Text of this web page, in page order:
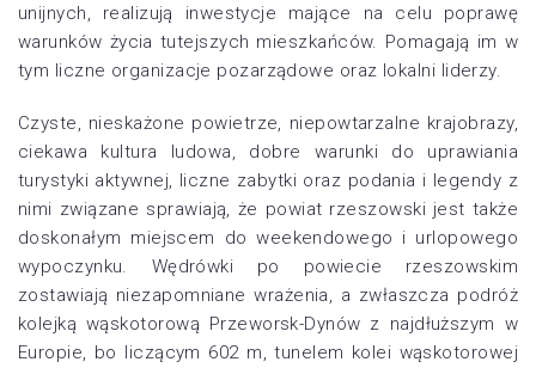
unijnych, realizują inwestycje mające na celu poprawę
warunków życia tutejszych mieszkańców. Pomagają im w
tym liczne organizacje pozarządowe oraz lokalni liderzy.
Czyste, nieskażone powietrze, niepowtarzalne krajobrazy,
ciekawa kultura ludowa, dobre warunki do uprawiania
turystyki aktywnej, liczne zabytki oraz podania i legendy z
nimi związane sprawiają, że powiat rzeszowski jest także
doskonałym miejscem do weekendowego i urlopowego
wypoczynku. Wędrówki po powiecie rzeszowskim
zostawiają niezapomniane wrażenia, a zwłaszcza podróż
kolejką wąskotorową Przeworsk-Dynów z najdłuższym w
Europie, bo liczącym 602 m, tunelem kolei wąskotorowej